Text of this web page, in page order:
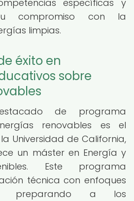
específicas y
compromiso con la
limpias.
éxito en
sobre
de programa
renovables es el
Universidad de California,
un máster en Energía y
Este programa
técnica con enfoques
preparando a los